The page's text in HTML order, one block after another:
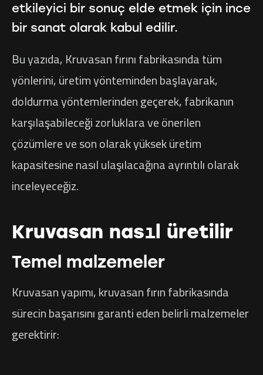
etkileyici bir sonuç elde etmek için ince
bir sanat olarak kabul edilir.
Bu yazıda, Kruvasan fırını fabrikasında tüm
yönlerini, üretim yönteminden başlayarak,
doldurma yöntemlerinden geçerek, fabrikanın
karşılaşabileceği zorluklara ve önerilen
çözümlere ve son olarak yüksek üretim
kapasitesine nasıl ulaşılacağına ayrıntılı olarak
inceleyeceğiz.
Kruvasan nasıl üretilir
Temel malzemeler
Kruvasan yapımı, kruvasan fırın fabrikasında
sürecin başarısını garanti eden belirli malzemeler
gerektirir: